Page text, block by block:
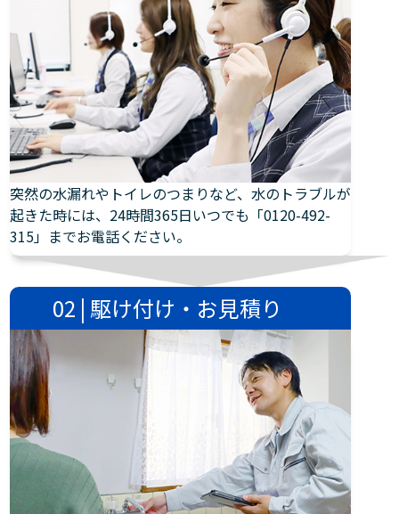
突然の水漏れやトイレのつまりなど、水のトラブルが
起きた時には、24時間365日いつでも「0120-492-
315」までお電話ください。
02 | 駆け付け・お見積り